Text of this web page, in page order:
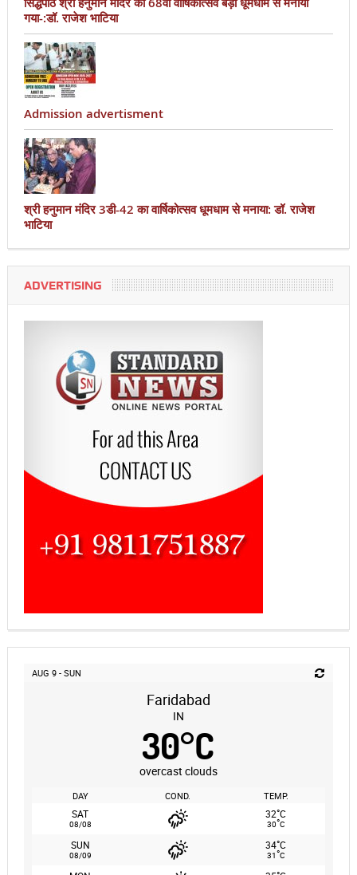
गया-:डॉ. राजेश भाटिया
Admission advertisment
श्री हनुमान मंदिर 3डी-42 का वार्षिकोत्सव धूमधाम से मनाया: डॉ. राजेश
भाटिया
ADVERTISING
AUG 9 - SUN
Faridabad
IN
30°C
overcast clouds
DAY COND. TEMP.
SAT
08/08
32°C
30°C
SUN
08/09
34°C
31°C